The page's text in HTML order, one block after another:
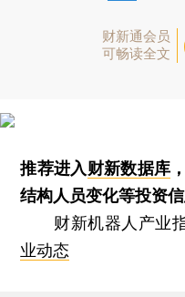
财新通会员
可畅读全文
推荐进入财新数据库
结构人员变化等投资信
财新机器人产业指
业动态